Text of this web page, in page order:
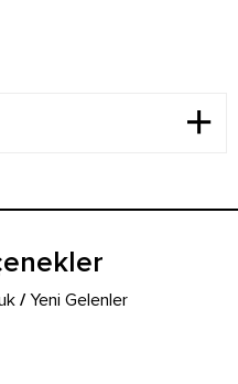
/Yeni Gelenler